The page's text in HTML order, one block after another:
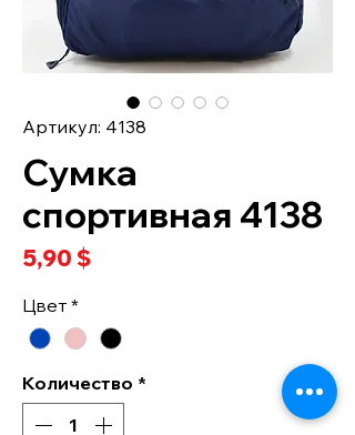
Артикул: 4138
Сумка
спортивная 4138
5,90 $Цена
Цвет *
Количество *